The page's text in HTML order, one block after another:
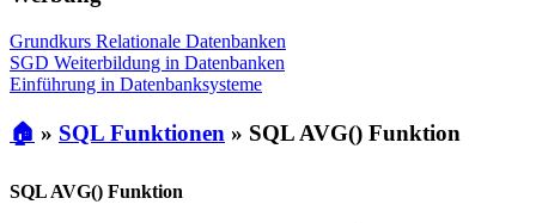
Grundkurs Relationale Datenbanken
SGD Weiterbildung in Datenbanken
Einführung in Datenbanksysteme
🏠 » SQL Funktionen » SQL AVG() Funktion
SQL AVG() Funktion